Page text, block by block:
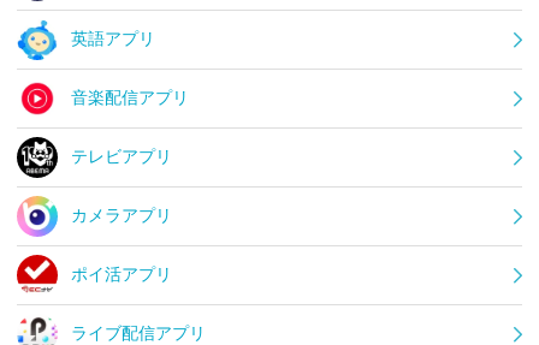
英語アプリ
音楽配信アプリ
テレビアプリ
カメラアプリ
ポイ活アプリ
ライブ配信アプリ